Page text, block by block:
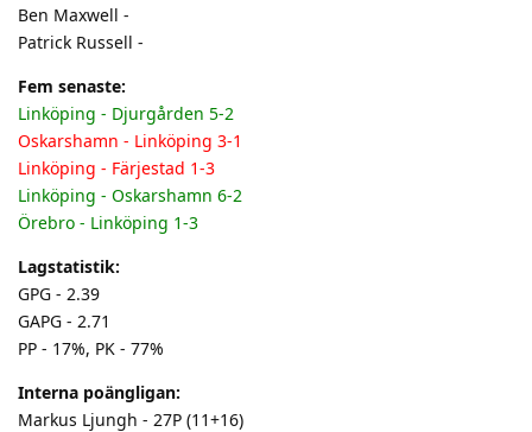
Ben Maxwell -
Patrick Russell -
Fem senaste:
Linköping - Djurgården 5-2
Oskarshamn - Linköping 3-1
Linköping - Färjestad 1-3
Linköping - Oskarshamn 6-2
Örebro - Linköping 1-3
Lagstatistik:
GPG - 2.39
GAPG - 2.71
PP - 17%, PK - 77%
Interna poängligan:
Markus Ljungh - 27P (11+16)